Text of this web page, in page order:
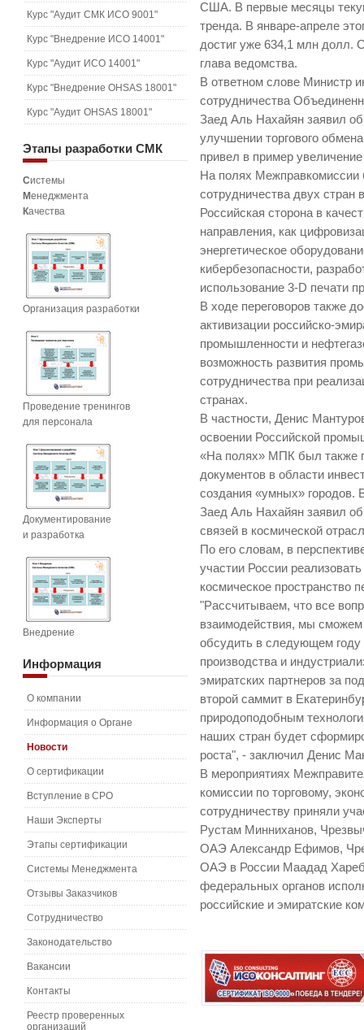
США. В первые месяцы
тренда. В январе-апреле
достиг уже 634,1 млн долл.
глава ведомства.
В ответном слове Министр
сотрудничества
Заед Аль Нахайян заявил
улучшении торгового
привел в пример
На полях
сотрудничества двух стран
Российская сторона в
направления, как
энергетическое
кибербезопасности,
использование 3-D печати
В ходе переговоров также
активизации российско-
промышленности и
возможность развития
сотрудничества при
странах.
В частности, Денис
освоении Российской
«На полях» МПК был также
документов в области
создания «умных» городов.
Заед Аль Нахайян заявил
связей в космической
По его словам, в
участии России
космическое пространство
"Рассчитываем, что все
взаимодействия, мы
обсудить в следующем
производства и
эмиратских партнеров за
второй саммит в
природоподобным
наших стран будет
роста", - заключил Денис
В мероприятиях
комиссии по торговому,
сотрудничеству приняли
Рустам Минниханов,
ОАЭ Александр Ефимов,
ОАЭ в России Маадад
федеральных органов
российские и эмиратские
Курс "Аудит СМК ИСО 9001"
Курс "Внедрение ИСО 14001"
Курс "Аудит ИСО 14001"
Курс "Внедрение OHSAS 18001"
Курс "Аудит OHSAS 18001"
Этапы разработки СМК
Системы
Менеджмента
Качества
Организация разработки
Проведение тренингов
для персонала
Документирование
и разработка
Внедрение
Информация
О компании
Информация о Органе
Новости
О сертификации
Вступление в СРО
Наши Эксперты
Этапы сертификации
Системы Менеджмента
Отзывы Заказчиков
Сотрудничество
Законодательство
Вакансии
Контакты
Реестр проверенных
организаций